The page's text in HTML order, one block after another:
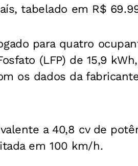
tabelado em R$
para quatro
(LFP) de 15,9
os dados da
a 40,8 cv de
em 100 km/h.